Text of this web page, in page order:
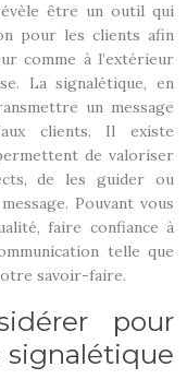
être un outil qui
pour les clients afin
comme à l’extérieur
La signalétique, en
un message
clients. Il existe
de valoriser
de les guider ou
Pouvant vous
faire confiance à
telle que
savoir-faire.
pour
signalétique